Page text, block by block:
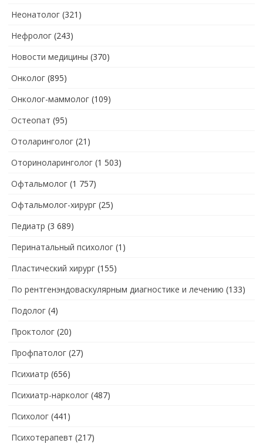
Неонатолог (321)
Нефролог (243)
Новости медицины (370)
Онколог (895)
Онколог-маммолог (109)
Остеопат (95)
Отоларинголог (21)
Оториноларинголог (1 503)
Офтальмолог (1 757)
Офтальмолог-хирург (25)
Педиатр (3 689)
Перинатальный психолог (1)
Пластический хирург (155)
По рентгенэндоваскулярным диагностике и лечению (133)
Подолог (4)
Проктолог (20)
Профпатолог (27)
Психиатр (656)
Психиатр-нарколог (487)
Психолог (441)
Психотерапевт (217)